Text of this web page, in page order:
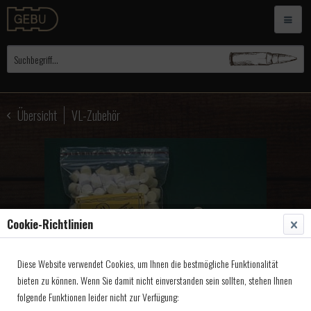
Übersicht VL-Zubehör
Cookie-Richtlinien
Diese Website verwendet Cookies, um Ihnen die bestmögliche Funktionalität
bieten zu können. Wenn Sie damit nicht einverstanden sein sollten, stehen Ihnen
folgende Funktionen leider nicht zur Verfügung: